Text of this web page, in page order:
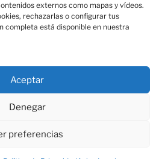
externos como mapas y vídeos.
rechazarlas o configurar tus
completa está disponible en nuestra
Aceptar
Denegar
preferencias